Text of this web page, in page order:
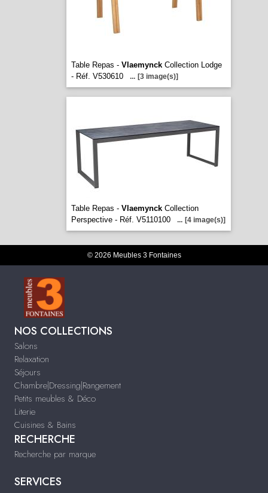
Table Repas - VlaemynckCollection Lodge
- Réf. V530610
... [3 image(s)]
Table Repas - VlaemynckCollection
Perspective - Réf. V5110100
... [4 image(s)]
© 2026 Meubles 3 Fontaines
NOS COLLECTIONS
Salons
Relaxation
Séjours
Chambre|Dressing|Rangement
Petits meubles & Déco
Literie
Cuisines & Bains
RECHERCHE
Recherche par marque
SERVICES